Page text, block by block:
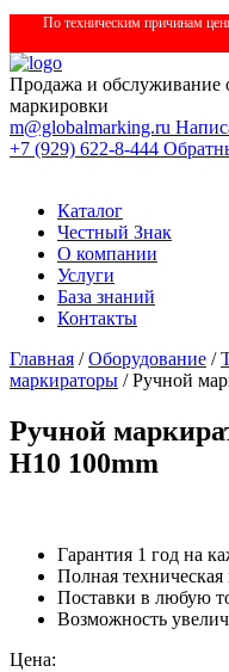
По техническим причинам
Продажа и обслуживание
маркировки
m@globalmarking.ru
+7 (929) 622-8-444
Каталог
Честный Знак
О компании
Услуги
База знаний
Контакты
Главная /Оборудование /
маркираторы / Ручной
Ручной
H10 100mm
Гарантия 1 год на
Полная
Поставки в любую
Возможность
Цена: